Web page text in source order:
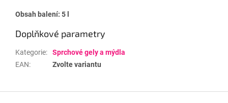
Obsah balení: 5 l
Doplňkové parametry
Kategorie:
Sprchové gely a mýdla
EAN: Zvolte variantu